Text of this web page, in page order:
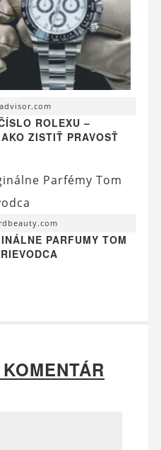
ROLEXU –
ZISTIŤ PRAVOSŤ
PARFUMY TOM